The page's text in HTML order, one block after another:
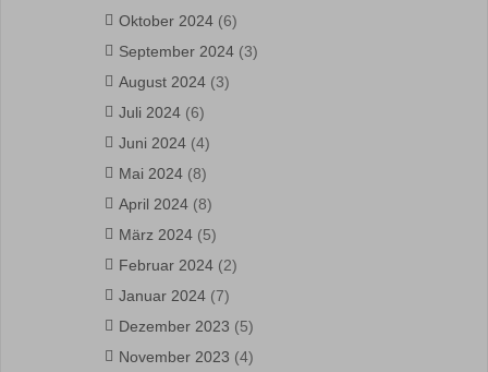
Oktober 2024 (6)
September 2024 (3)
August 2024 (3)
Juli 2024 (6)
Juni 2024 (4)
Mai 2024 (8)
April 2024 (8)
März 2024 (5)
Februar 2024 (2)
Januar 2024 (7)
Dezember 2023 (5)
November 2023 (4)